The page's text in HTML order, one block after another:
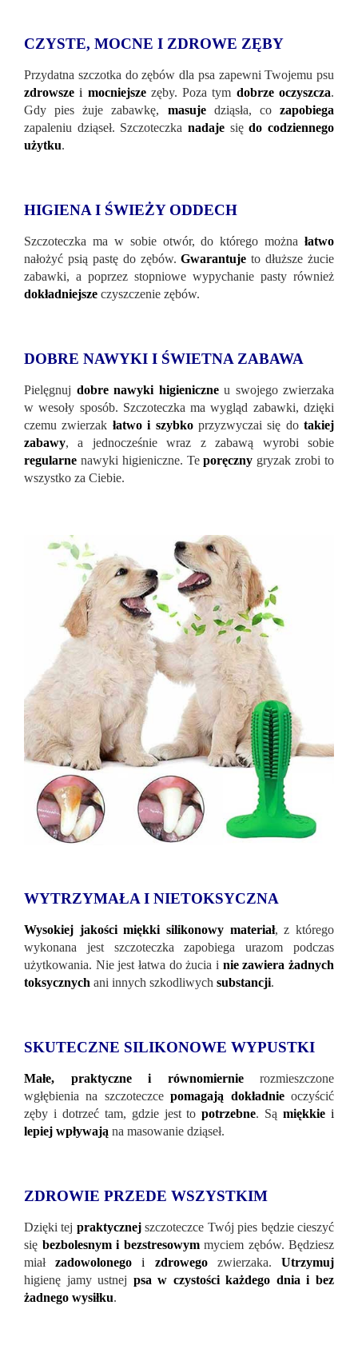
CZYSTE, MOCNE I ZDROWE ZĘBY
Przydatna szczotka do zębów dla psa zapewni Twojemu psu
zdrowsze i mocniejszezęby. Poza tym dobrze oczyszcza.
Gdy pies żuje zabawkę, masujedziąsła, cozapobiega
zapaleniu dziąseł. Szczoteczka nadaje się do codziennego
użytku.
HIGIENA I ŚWIEŻY ODDECH
Szczoteczka ma w sobie otwór, do którego można łatwo
nałożyć psią pastę do zębów.Gwarantuje to dłuższe żucie
zabawki, a poprzez stopniowe wypychanie pasty również
dokładniejsze czyszczenie zębów.
DOBRE NAWYKI I ŚWIETNA ZABAWA
Pielęgnuj dobre nawyki higieniczneu swojego zwierzaka
w wesoły sposób. Szczoteczka ma wygląd zabawki, dzięki
czemu zwierzak łatwo i szybkoprzyzwyczai się do takiej
zabawy, a jednocześnie wraz z zabawą wyrobi sobie
regularne nawyki higieniczne. Teporęczny gryzak zrobi to
wszystko za Ciebie.
WYTRZYMAŁA I NIETOKSYCZNA
Wysokiej jakości miękki silikonowy materiał, z którego
wykonana jest szczoteczka zapobiega urazom podczas
użytkowania. Nie jest łatwa do żucia i nie zawiera żadnych
toksycznych ani innych szkodliwych substancji.
SKUTECZNE SILIKONOWE WYPUSTKI
Małe, praktyczne i równomiernie rozmieszczone
wgłębienia na szczoteczcepomagają dokładnie oczyścić
zęby i dotrzeć tam, gdzie jest topotrzebne. Są miękkie i
lepiej wpływają na masowanie dziąseł.
ZDROWIE PRZEDE WSZYSTKIM
Dzięki tej praktycznejszczoteczce Twój pies będzie cieszyć
się bezbolesnym i bezstresowymmyciem zębów. Będziesz
miałzadowolonego i zdrowegozwierzaka.Utrzymuj
higienę jamy ustnej psa w czystości każdego dnia i bez
żadnego wysiłku.